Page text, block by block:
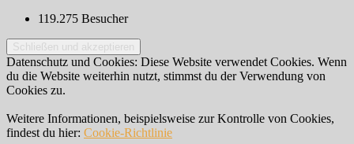
119.275 Besucher
Datenschutz und Cookies: Diese Website verwendet Cookies. Wenn
du die Website weiterhin nutzt, stimmst du der Verwendung von
Cookies zu.
Weitere Informationen, beispielsweise zur Kontrolle von Cookies,
findest du hier: Cookie-Richtlinie